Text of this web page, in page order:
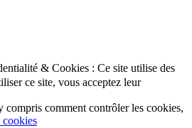
& Cookies : Ce site utilise des
ce site, vous acceptez leur
compris comment contrôler les cookies,